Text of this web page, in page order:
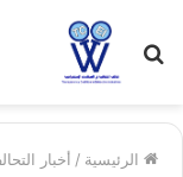
بحث
عن
الرئيسية / أخبار